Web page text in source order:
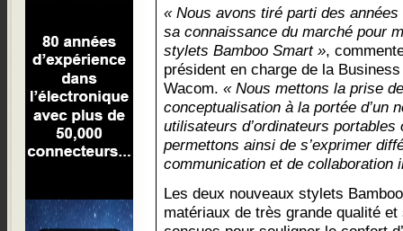
« Nous avons tiré parti des
sa connaissance du marché pour
stylets Bamboo Smart »,
président en charge de la
Wacom. « Nous mettons la prise
conceptualisation à la portée d’un
utilisateurs d’ordinateurs
permettons ainsi de s’exprimer
communication et de collaboration
Les deux nouveaux stylets
matériaux de très grande qualité